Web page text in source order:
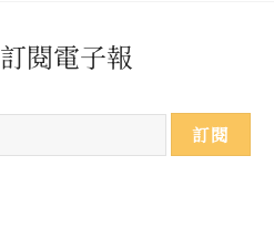
​​​訂閱電子報